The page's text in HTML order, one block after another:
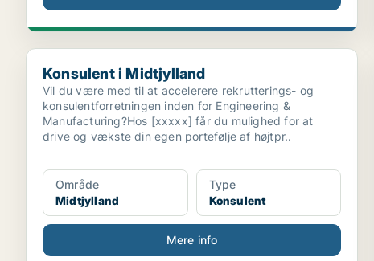
Konsulent i Midtjylland
Konsulent i Midtjylland
Vil du være med til at accelerere rekrutterings- og
konsulentforretningen inden for Engineering &
Manufacturing?Hos [xxxxx] får du mulighed for at
drive og vækste din egen portefølje af højtpr..
Område
Midtjylland
Type
Konsulent
Mere info